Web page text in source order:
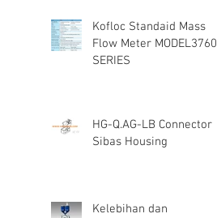
Kofloc Standaid Mass
Flow Meter MODEL3760
SERIES
HG-Q.AG-LB Connector
Sibas Housing
Kelebihan dan